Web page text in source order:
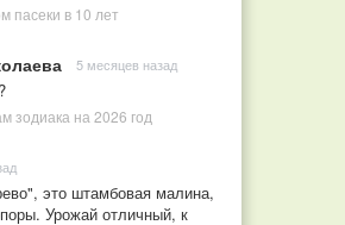
пасеки в 10 лет
5 месяцев назад
зодиака на 2026 год
это штамбовая малина,
Урожай отличный, к